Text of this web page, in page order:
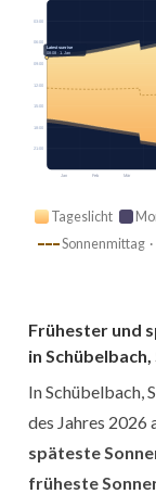
Jan Feb Mär
03:00
06:00
09:00
12:00
15:00
18:00
21:00
Latest sunrise
08:08 · 1. Jan
Tageslicht
Sonnenmittag
Frühester und
in Schübelbach,
In Schübelbach,
des Jahres 2026
späteste
früheste